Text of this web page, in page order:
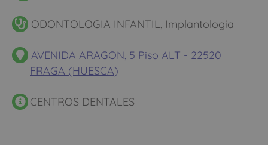
ODONTOLOGIA INFANTIL, Implantología
AVENIDA ARAGON, 5 Piso ALT - 22520
FRAGA (HUESCA)
CENTROS DENTALES